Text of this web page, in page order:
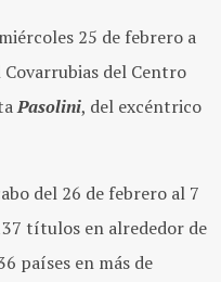
25 de febrero a
Covarrubias del Centro
Pasolini, del excéntrico
del 26 de febrero al 7
títulos en alrededor de
países en más de